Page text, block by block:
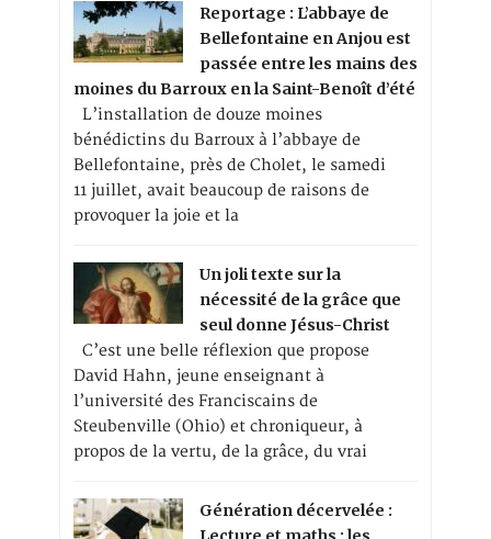
Reportage : L’abbaye de
Bellefontaine en Anjou est
passée entre les mains des
moines du Barroux en la Saint-Benoît d’été
L’installation de douze moines
bénédictins du Barroux à l’abbaye de
Bellefontaine, près de Cholet, le samedi
11 juillet, avait beaucoup de raisons de
provoquer la joie et la
Un joli texte sur la
nécessité de la grâce que
seul donne Jésus-Christ
C’est une belle réflexion que propose
David Hahn, jeune enseignant à
l’université des Franciscains de
Steubenville (Ohio) et chroniqueur, à
propos de la vertu, de la grâce, du vrai
Génération décervelée :